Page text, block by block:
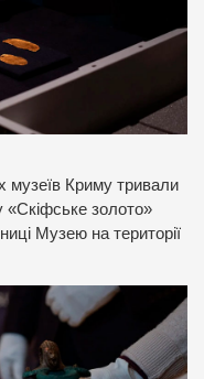
музеїв Криму тривали
«Скіфське золото»
Музею на території